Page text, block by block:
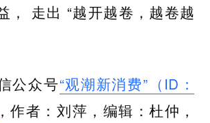
， 走出 “越开越卷，越卷越
公众号“观潮新消费”（ID：
，作者：刘萍，编辑：杜仲，